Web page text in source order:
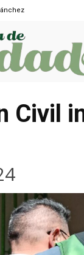
Civil